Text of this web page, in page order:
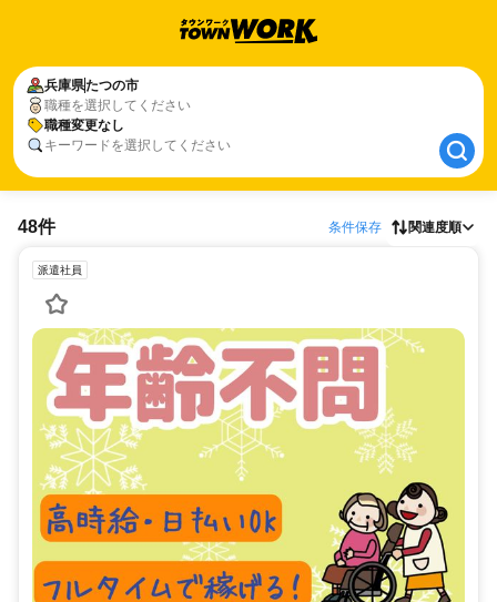
兵庫県たつの市
職種を選択してください
職種変更なし
キーワードを選択してください
兵庫県たつの市
職種変更なし
48件 条件保存 関連度順
派遣社員